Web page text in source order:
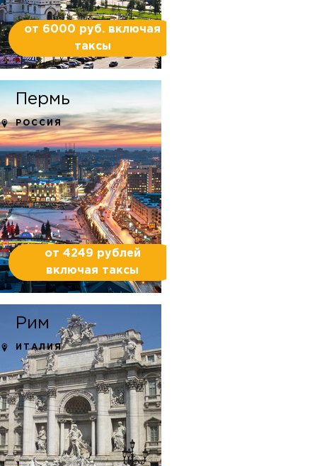
от 6000 руб. включая
таксы
Пермь
РОССИЯ
от 4249 рублей
включая таксы
Рим
ИТАЛИЯ